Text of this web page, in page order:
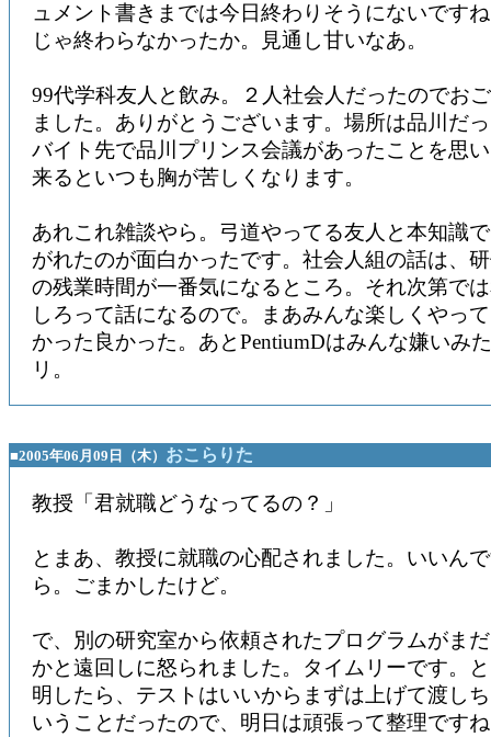
ュメント書きまでは今日終わりそうにないです
じゃ終わらなかったか。見通し甘いなあ。
99代学科友人と飲み。２人社会人だったのでお
ました。ありがとうございます。場所は品川だ
バイト先で品川プリンス会議があったことを思
来るといつも胸が苦しくなります。
あれこれ雑談やら。弓道やってる友人と本知識
がれたのが面白かったです。社会人組の話は、
の残業時間が一番気になるところ。それ次第で
しろって話になるので。まあみんな楽しくやっ
かった良かった。あとPentiumDはみんな嫌いみ
リ。
■2005年06月09日（木） おこらりた
教授「君就職どうなってるの？」
とまあ、教授に就職の心配されました。いいん
ら。ごまかしたけど。
で、別の研究室から依頼されたプログラムがま
かと遠回しに怒られました。タイムリーです。
明したら、テストはいいからまずは上げて渡し
いうことだったので、明日は頑張って整理です